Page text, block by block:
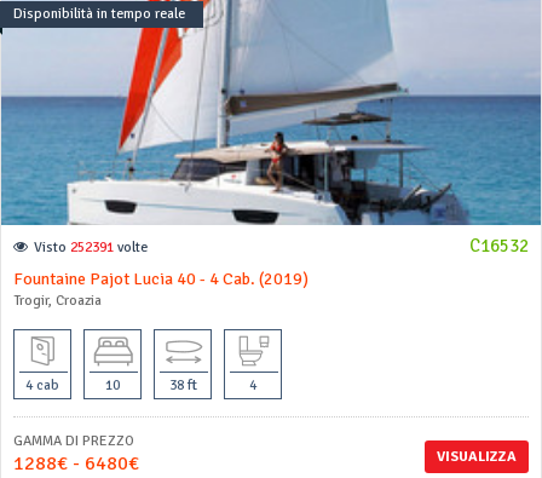
Disponibilità in tempo reale
C16532
Visto 252391 volte
Fountaine Pajot Lucia 40 - 4 Cab. (2019)
Trogir, Croazia
4 cab 10 38 ft 4
VISUALIZZA
GAMMA DI PREZZO
1288€ - 6480€